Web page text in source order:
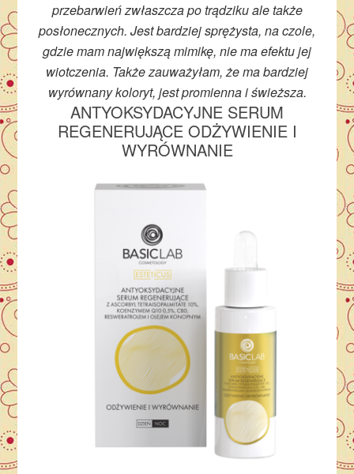
przebarwień zwłaszcza po trądziku ale także
posłonecznych. Jest bardziej sprężysta, na czole,
gdzie mam największą mimikę, nie ma efektu jej
wiotczenia. Także zauważyłam, że ma bardziej
wyrównany koloryt, jest promienna i świeższa.
ANTYOKSYDACYJNE SERUM
REGENERUJĄCE ODŻYWIENIE I
WYRÓWNANIE